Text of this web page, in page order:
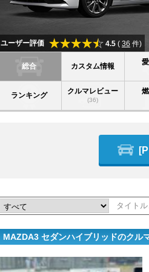
ユーザー評価 4.5 ( 36 件)
総合 カスタム情報
ランキング
クルマレビュー
(36)
MAZDA3 セダンハイブリッドのクル